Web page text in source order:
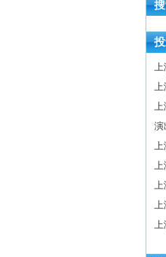
上
上
上
演
上
上
上
上
上